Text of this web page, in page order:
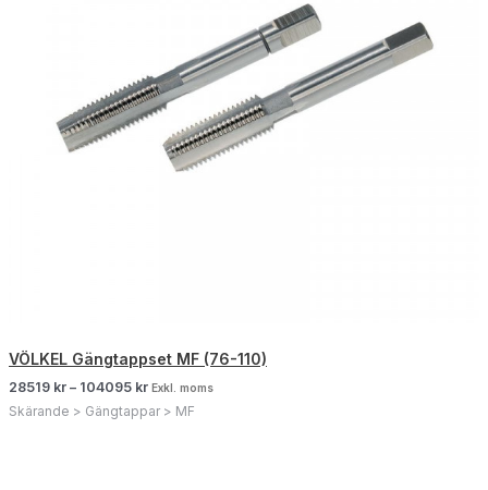
VÖLKEL Gängtappset MF (76-110)
28519 kr – 104095 kr Exkl. moms
Skärande > Gängtappar > MF